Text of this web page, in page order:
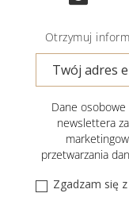
Otrzymuj
Dane osobowe
newslettera
przetwarzania
Zgadzam się